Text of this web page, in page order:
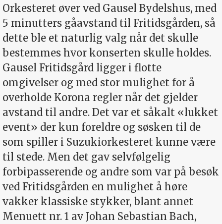
Orkesteret øver ved Gausel Bydelshus, med
5 minutters gåavstand til Fritidsgården, så
dette ble et naturlig valg når det skulle
bestemmes hvor konserten skulle holdes.
Gausel Fritidsgård ligger i flotte
omgivelser og med stor mulighet for å
overholde Korona regler når det gjelder
avstand til andre. Det var et såkalt «lukket
event» der kun foreldre og søsken til de
som spiller i Suzukiorkesteret kunne være
til stede. Men det gav selvfølgelig
forbipasserende og andre som var på besøk
ved Fritidsgården en mulighet å høre
vakker klassiske stykker, blant annet
Menuett nr. 1 av Johan Sebastian Bach,